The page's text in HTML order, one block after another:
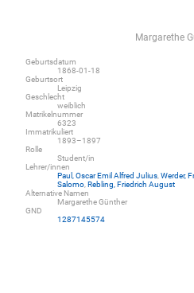
Margarethe
Geburtsdatum
1868-01-18
Geburtsort
Leipzig
Geschlecht
weiblich
Matrikelnummer
6323
Immatrikuliert
1893–1897
Rolle
Student/in
Lehrer/innen
Paul, Oscar Emil Alfred Julius Werder,
Salomo Rebling, Friedrich August
Alternative Namen
Margarethe Günther
GND
1287145574